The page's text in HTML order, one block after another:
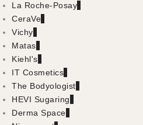
La Roche-Posay
CeraVe
Vichy
Matas
Kiehl's
IT Cosmetics
The Bodyologist
HEVI Sugaring
Derma Space